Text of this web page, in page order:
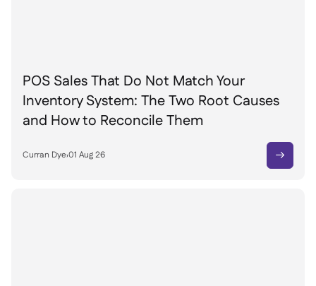
POS Sales That Do Not Match Your
Inventory System: The Two Root Causes
and How to Reconcile Them
Curran Dye›01 Aug 26 